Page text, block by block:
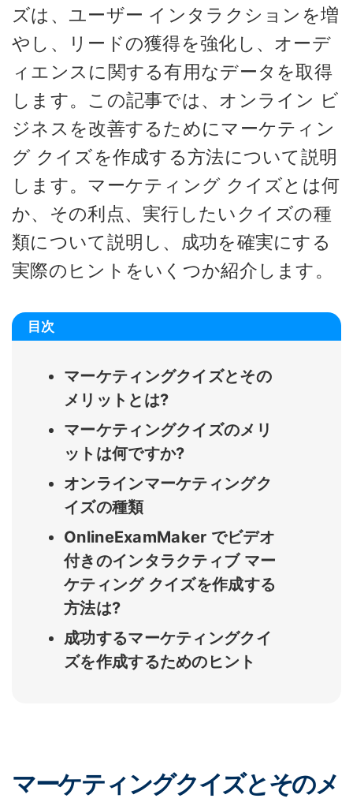
ズは、ユーザー インタラクションを増
やし、リードの獲得を強化し、オーデ
ィエンスに関する有用なデータを取得
します。この記事では、オンライン ビ
ジネスを改善するためにマーケティン
グ クイズを作成する方法について説明
します。マーケティング クイズとは何
か、その利点、実行したいクイズの種
類について説明し、成功を確実にする
実際のヒントをいくつか紹介します。
目次
マーケティングクイズとその
メリットとは?
マーケティングクイズのメリ
ットは何ですか?
オンラインマーケティングク
イズの種類
OnlineExamMaker でビデオ
付きのインタラクティブ マー
ケティング クイズを作成する
方法は?
成功するマーケティングクイ
ズを作成するためのヒント
マーケティングクイズとそのメ